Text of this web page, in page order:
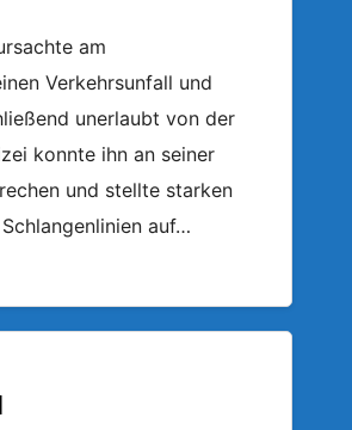
am
Verkehrsunfall und
unerlaubt von der
konnte ihn an seiner
und stellte starken
auf…